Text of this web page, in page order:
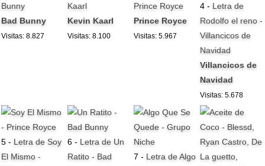
Bunny
Bad Bunny
Visitas: 8.827
Kaarl
Kevin Kaarl
Visitas: 8.100
Prince Royce
Prince Royce
Visitas: 5.967
4 - Letra de
Rodolfo el reno -
Villancicos de
Navidad
Villancicos de
Navidad
Visitas: 5.678
5 - Letra de Soy
El Mismo -
6 - Letra de Un
Ratito - Bad
7 - Letra de Algo